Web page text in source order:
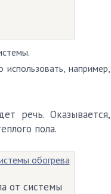
например,
речь. Оказывается,
пола.
от системы